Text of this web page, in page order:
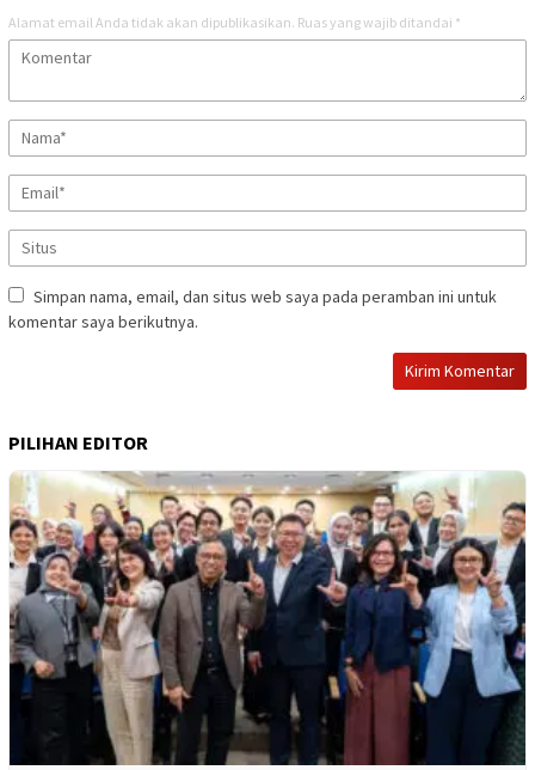
Alamat email Anda tidak akan dipublikasikan. Ruas yang wajib ditandai *
Simpan nama, email, dan situs web saya pada peramban ini untuk
komentar saya berikutnya.
PILIHAN EDITOR